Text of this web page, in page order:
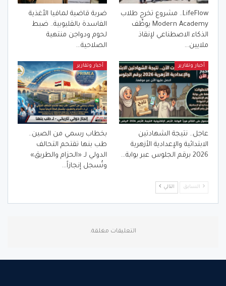
LifeFlow.. مشروع تخرج طلاب
Modern Academy يوظّف
الذكاء الاصطناعي لإنقاذ
ملايين…
ضربة قاضية لمافيا الأغذية
الفاسدة بالقليوبية.. ضبط
لحوم ودواجن منتهية
الصلاحية…
أخبار وتقارير
عاجل.. نتيجة الشهادتين
الابتدائية والإعدادية الأزهرية
2026 برقم الجلوس عبر بوابة…
أخبار وتقارير
بخطاب رسمي من الصين..
طب بنها تقتحم التحالف
الدولي لـ «الحزام والطريق»
وتُسجل إنجازاً…
السابق التالي
التعليقات مغلقة.